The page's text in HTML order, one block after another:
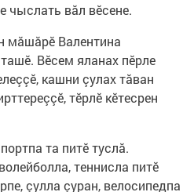
чыслать вăл вӗсене.
мӑшӑрӗ Валентина
Вӗсем яланах пӗрле
кашни çулах тӑван
тӗрлӗ кӗтесрен
та питӗ туслă.
теннисла питӗ
çулла çуран, велосипедпа